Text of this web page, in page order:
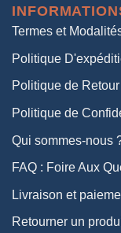
Termes et
Politique
Politique de Retour
Politique de
Qui sommes-nous
FAQ : Foire Aux
Livraison et
Retourner un